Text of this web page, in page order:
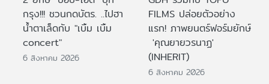
กรุง!!! ชวนกดบัตร. ..ไปฮา
น้ำตาเล็ดกับ "เบิ้ม เบิ้ม
concert"
6 สิงหาคม 2026
FILMS ปล่อยตัวอย่าง
แรก! ภาพยนตร์ฟอร์มยักษ์
'คุณยายวรนาฏ'
(INHERIT)
6 สิงหาคม 2026